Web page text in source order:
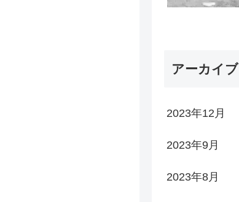
アーカイブ
2023年12月
2023年9月
2023年8月